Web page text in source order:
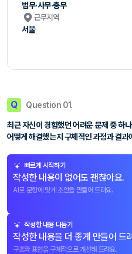
법무·사무·총무
근무지역
서울
Q Question 01.
최근 자신이 경험했던 어려운 문제 중 하
어떻게 해결했는지 구체적인 과정과 결과
빠르게 시작하기
작성한 내용이 없어도 괜찮아요.
AI로 문항에 맞게 초안을 만들어 드려요.
작성한 내용 다듬기
작성한 내용을 더 좋게 만들어 드
구조와 표현을 구체적으로 개선해 드려요.